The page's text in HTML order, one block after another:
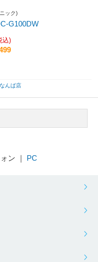
ック)
G100DW
込)
んば店
ン ｜ PC